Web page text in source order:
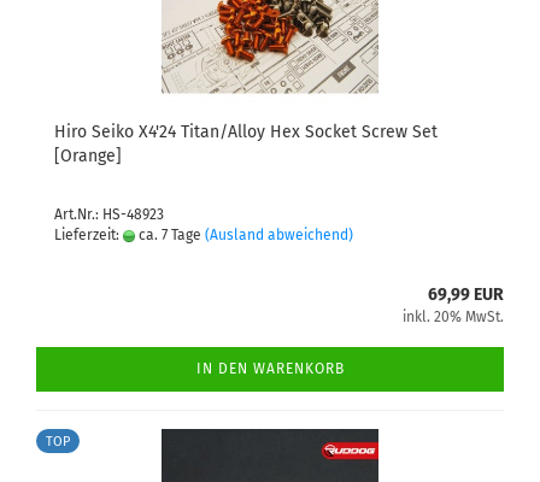
Hiro Seiko X4'24 Titan/Alloy Hex Socket Screw Set
[Orange]
Art.Nr.: HS-48923
Lieferzeit:
ca. 7 Tage (Ausland abweichend)
69,99 EUR
inkl. 20% MwSt.
IN DEN WARENKORB
TOP